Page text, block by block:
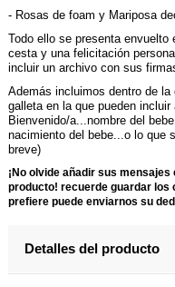
- Rosas de foam y Mariposa
Todo ello se presenta
cesta y una felicitación
incluir un archivo con sus
Además incluimos dentro de
galleta en la que pueden
Bienvenido/a...nombre del
nacimiento del bebe...o lo que
breve)
¡No olvide añadir sus
producto! recuerde guardar los
prefiere puede enviarnos su
Detalles del producto